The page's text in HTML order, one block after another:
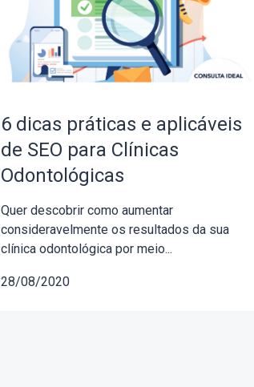
6 dicas práticas e aplicáveis
de SEO para Clínicas
Odontológicas
Quer descobrir como aumentar
consideravelmente os resultados da sua
clínica odontológica por meio...
28/08/2020